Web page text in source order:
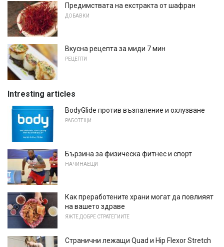
Предимствата на екстракта от шафран
ДОБАВКИ
Вкусна рецепта за миди 7 мин
РЕЦЕПТИ
Intresting articles
BodyGlide против възпаление и охлузване
РАБОТЕЩИ
Бързина за физическа фитнес и спорт
НАЧИНАЕЩИ
Как преработените храни могат да повлияят
на вашето здраве
ЯЖТЕ ДОБРЕ СТРАТЕГИИТЕ
Странични лежащи Quad и Hip Flexor Stretch